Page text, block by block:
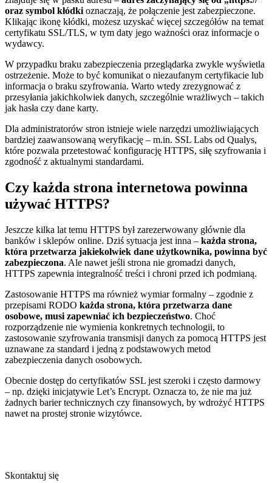
oraz symbol kłódki oznaczają, że połączenie jest zabezpieczone.
Klikając ikonę kłódki, możesz uzyskać więcej szczegółów na temat
certyfikatu SSL/TLS, w tym daty jego ważności oraz informacje o
wydawcy.
W przypadku braku zabezpieczenia przeglądarka zwykle wyświetla
ostrzeżenie. Może to być komunikat o niezaufanym certyfikacie lub
informacja o braku szyfrowania. Warto wtedy zrezygnować z
przesyłania jakichkolwiek danych, szczególnie wrażliwych – takich
jak hasła czy dane karty.
Dla administratorów stron istnieje wiele narzędzi umożliwiających
bardziej zaawansowaną weryfikację – m.in. SSL Labs od Qualys,
które pozwala przetestować konfigurację HTTPS, siłę szyfrowania i
zgodność z aktualnymi standardami.
Czy każda strona internetowa powinna
używać HTTPS?
Jeszcze kilka lat temu HTTPS był zarezerwowany głównie dla
banków i sklepów online. Dziś sytuacja jest inna – każda strona,
która przetwarza jakiekolwiek dane użytkownika, powinna być
zabezpieczona. Ale nawet jeśli strona nie gromadzi danych,
HTTPS zapewnia integralność treści i chroni przed ich podmianą.
Zastosowanie HTTPS ma również wymiar formalny – zgodnie z
przepisami RODO każda strona, która przetwarza dane
osobowe, musi zapewniać ich bezpieczeństwo. Choć
rozporządzenie nie wymienia konkretnych technologii, to
zastosowanie szyfrowania transmisji danych za pomocą HTTPS jest
uznawane za standard i jedną z podstawowych metod
zabezpieczenia danych osobowych.
Obecnie dostęp do certyfikatów SSL jest szeroki i często darmowy
– np. dzięki inicjatywie Let’s Encrypt. Oznacza to, że nie ma już
żadnych barier technicznych czy finansowych, by wdrożyć HTTPS
nawet na prostej stronie wizytówce.
Skontaktuj się